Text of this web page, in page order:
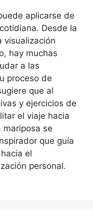
aplicarse de
Desde la
visualización
hay muchas
a las
proceso de
que al
y ejercicios de
el viaje hacia
mariposa se
que guía
el
personal.